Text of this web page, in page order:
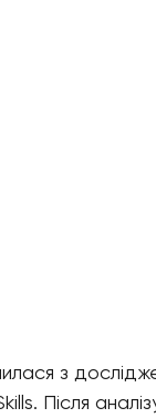
з
Після